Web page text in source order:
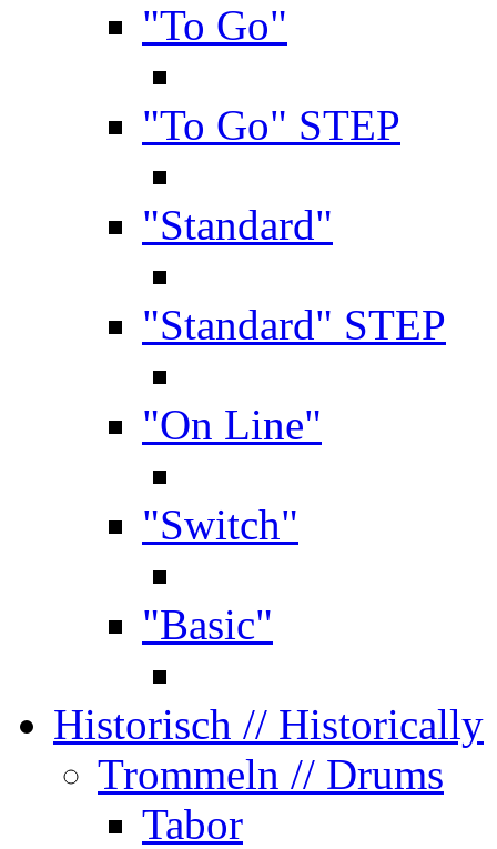
"To Go"
"To Go" STEP
"Standard"
"Standard" STEP
"On Line"
"Switch"
"Basic"
Historisch // Historically
Trommeln // Drums
Tabor